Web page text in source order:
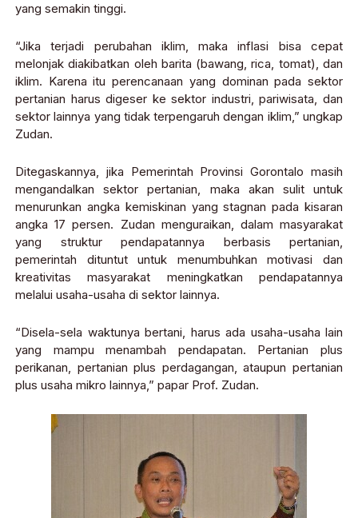
yang semakin tinggi.
“Jika terjadi perubahan iklim, maka inflasi bisa cepat
melonjak diakibatkan oleh barita (bawang, rica, tomat), dan
iklim. Karena itu perencanaan yang dominan pada sektor
pertanian harus digeser ke sektor industri, pariwisata, dan
sektor lainnya yang tidak terpengaruh dengan iklim,” ungkap
Zudan.
Ditegaskannya, jika Pemerintah Provinsi Gorontalo masih
mengandalkan sektor pertanian, maka akan sulit untuk
menurunkan angka kemiskinan yang stagnan pada kisaran
angka 17 persen. Zudan menguraikan, dalam masyarakat
yang struktur pendapatannya berbasis pertanian,
pemerintah dituntut untuk menumbuhkan motivasi dan
kreativitas masyarakat meningkatkan pendapatannya
melalui usaha-usaha di sektor lainnya.
“Disela-sela waktunya bertani, harus ada usaha-usaha lain
yang mampu menambah pendapatan. Pertanian plus
perikanan, pertanian plus perdagangan, ataupun pertanian
plus usaha mikro lainnya,” papar Prof. Zudan.